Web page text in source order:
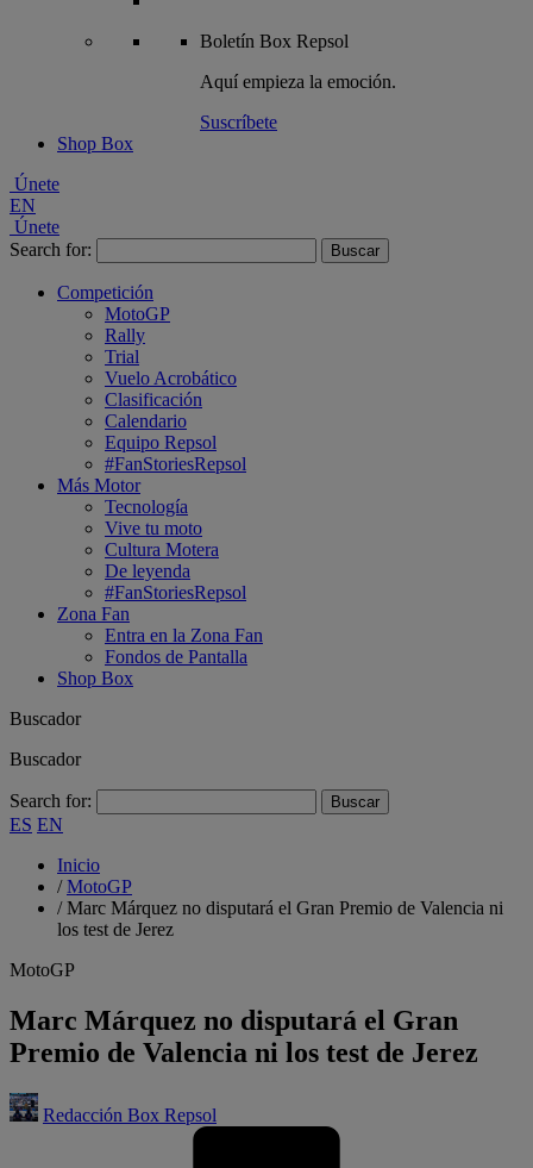
Boletín Box Repsol
Aquí empieza la emoción.
Suscríbete
Shop Box
Únete
EN
Únete
Search for:
Competición
MotoGP
Rally
Trial
Vuelo Acrobático
Clasificación
Calendario
Equipo Repsol
#FanStoriesRepsol
Más Motor
Tecnología
Vive tu moto
Cultura Motera
De leyenda
#FanStoriesRepsol
Zona Fan
Entra en la Zona Fan
Fondos de Pantalla
Shop Box
Buscador
Buscador
Search for:
ES EN
Inicio
/MotoGP
/Marc Márquez no disputará el Gran Premio de Valencia ni
los test de Jerez
MotoGP
Marc Márquez no disputará el Gran
Premio de Valencia ni los test de Jerez
Redacción Box Repsol